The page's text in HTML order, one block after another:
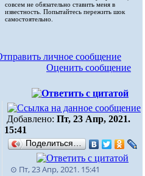
совсем не обязательно ставить меня в
известность. Попытайтесь пережить шок
самостоятельно.
Оценить сообщение
Добавлено: Пт, 23 Апр, 2021.
15:41
Поделиться…
⊙ Пт, 23 Апр, 2021. 15:41